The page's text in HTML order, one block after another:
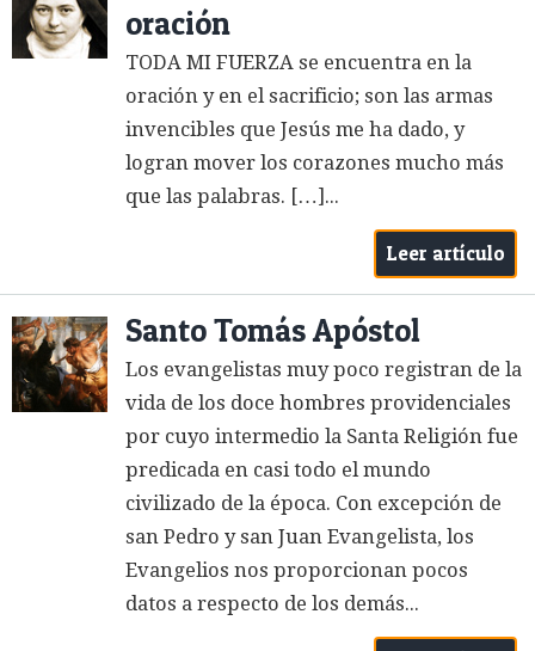
oración
TODA MI FUERZA se encuentra en la
oración y en el sacrificio; son las armas
invencibles que Jesús me ha dado, y
logran mover los corazones mucho más
que las palabras. […]...
Leer artículo
Santo Tomás Apóstol
Los evangelistas muy poco registran de la
vida de los doce hombres providenciales
por cuyo intermedio la Santa Religión fue
predicada en casi todo el mundo
civilizado de la época. Con excepción de
san Pedro y san Juan Evangelista, los
Evangelios nos proporcionan pocos
datos a respecto de los demás...